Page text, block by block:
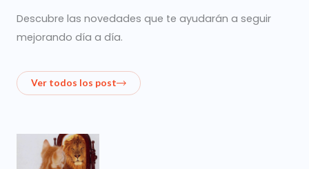
Descubre las novedades que te ayudarán a seguir
mejorando día a día.
Ver todos los post